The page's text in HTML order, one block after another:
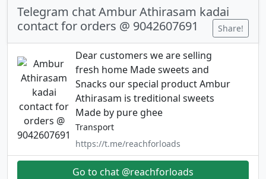
Telegram chat Ambur Athirasam kadai
contact for orders @ 9042607691
Share!
Dear customers we are selling
fresh home Made sweets and
Snacks our special product Ambur
Athirasam is treditional sweets
Made by pure ghee
Transport
https://t.me/reachforloads
Go to chat @reachforloads